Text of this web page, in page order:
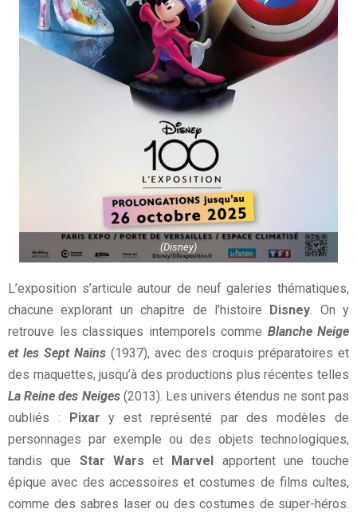
(Disney)
L’exposition s’articule autour de neuf galeries thématiques,
chacune explorant un chapitre de l’histoire Disney. On y
retrouve les classiques intemporels comme Blanche Neige
et les Sept Nains (1937), avec des croquis préparatoires et
des maquettes, jusqu’à des productions plus récentes telles
La Reine des Neiges(2013). Les univers étendus ne sont pas
oubliés : Pixar y est représenté par des modèles de
personnages par exemple ou des objets technologiques,
tandis que Star Wars et Marvel apportent une touche
épique avec des accessoires et costumes de films cultes,
comme des sabres laser ou des costumes de super-héros.